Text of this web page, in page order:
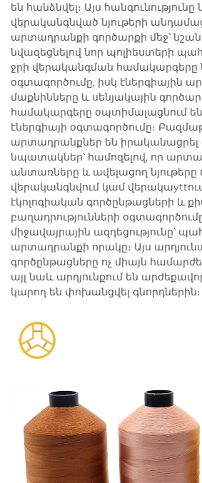
են հանձնվել։ Այս հանգունությունը
վերականգնված նյութերի
արտադրանքի գործարքի մեջ՝
նվազեցնելով նոր պոլիեստերի
ջրի վերականգման համակարգերը
օգտագործումը, իսկ էներգիային
մաքնինները և սենյակային
համակարգերը օպտիմալացնում
էներգիայի օգտագործումը։
արտադրանքներ են
նպատակներ՝ համոզելով, որ
անտառները և ավելացող նյութերը
վերականգնվում կամ
էկոլոգիական գործընթացների և
բաղադրությունների
միջավայրային ազդեցությունը՝
արտադրանքի որակը։ Այս
գործընթացները ոչ միայն
այլ նաև արդյունքում են
կարող են փոխանցվել գնորդներին։